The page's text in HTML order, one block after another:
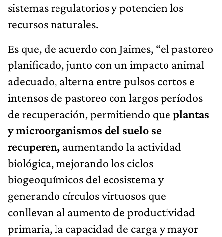
sistemas regulatorios y potencien los
recursos naturales.
Es que, de acuerdo con Jaimes, “el pastoreo
planificado, junto con un impacto animal
adecuado, alterna entre pulsos cortos e
intensos de pastoreo con largos períodos
de recuperación, permitiendo que plantas
y microorganismos del suelo se
recuperen, aumentando la actividad
biológica, mejorando los ciclos
biogeoquímicos del ecosistema y
generando círculos virtuosos que
conllevan al aumento de productividad
primaria, la capacidad de carga y mayor